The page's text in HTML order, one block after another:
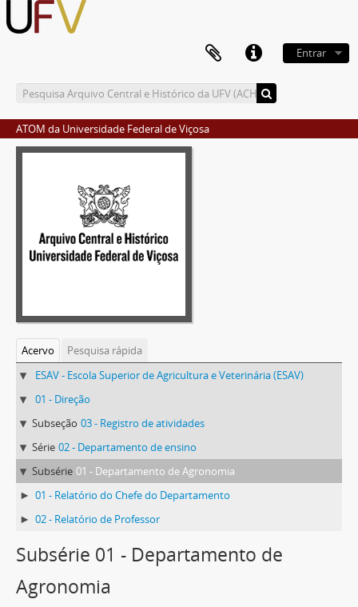
Entrar
ATOM da Universidade Federal de Viçosa
Acervo
Pesquisa rápida
ESAV - Escola Superior de Agricultura e Veterinária (ESAV)
01 - Direção
Subseção 03 - Registro de atividades
Série 02 - Departamento de ensino
Subsérie 01 - Departamento de Agronomia
01 - Relatório do Chefe do Departamento
02 - Relatório de Professor
Subsérie 01 - Departamento de
Agronomia